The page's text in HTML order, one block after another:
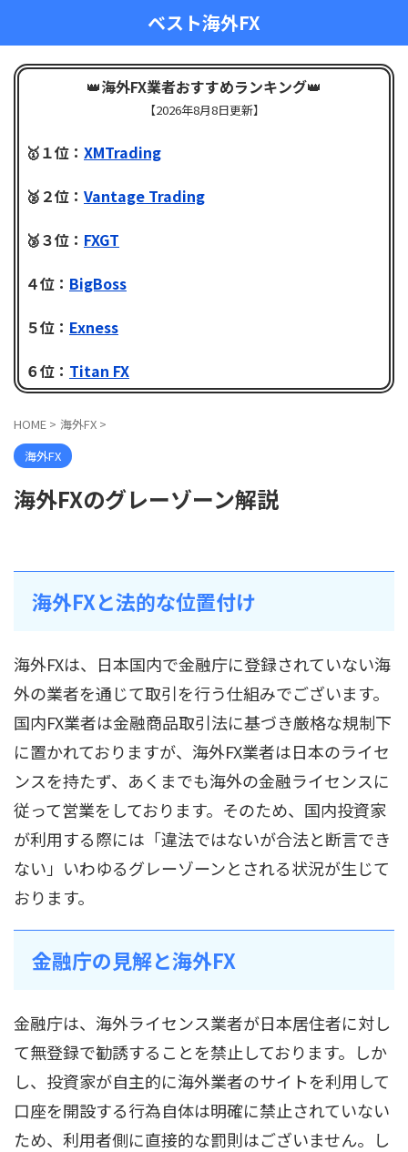
ベスト海外FX
👑海外FX業者おすすめランキング👑
【2026年8月8日更新】
🥇１位： XMTrading
🥈２位： Vantage Trading
🥉３位： FXGT
４位： BigBoss
５位： Exness
６位： Titan FX
HOME > 海外FX >
海外FX
海外FXのグレーゾーン解説
海外FXと法的な位置付け
海外FXは、日本国内で金融庁に登録されていない海
外の業者を通じて取引を行う仕組みでございます。
国内FX業者は金融商品取引法に基づき厳格な規制下
に置かれておりますが、海外FX業者は日本のライセ
ンスを持たず、あくまでも海外の金融ライセンスに
従って営業をしております。そのため、国内投資家
が利用する際には「違法ではないが合法と断言でき
ない」いわゆるグレーゾーンとされる状況が生じて
おります。
金融庁の見解と海外FX
金融庁は、海外ライセンス業者が日本居住者に対し
て無登録で勧誘することを禁止しております。しか
し、投資家が自主的に海外業者のサイトを利用して
口座を開設する行為自体は明確に禁止されていない
ため、利用者側に直接的な罰則はございません。し